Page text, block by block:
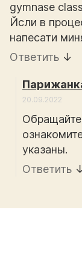
gymnase
Йсли в
напесати
Ответить ↓
20.09.2022
указаны.
Ответить